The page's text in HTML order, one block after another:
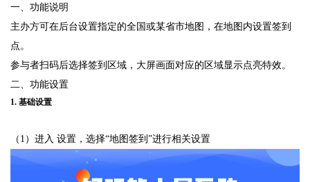
一、功能说明
主办方可在后台设置指定的全国或某省市地图，在地图内设置签到
点。
参与者扫码后选择签到区域，大屏画面对应的区域显示点亮特效。
二、功能设置
1. 基础设置
（1）进入 设置，选择“地图签到”进行相关设置